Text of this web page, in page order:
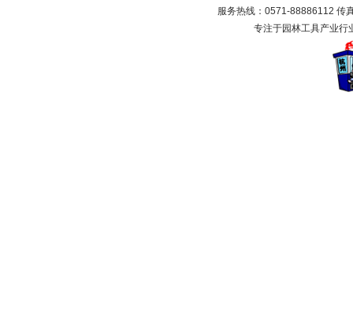
服务热线：0571-88886112 传
专注于园林工具产业行